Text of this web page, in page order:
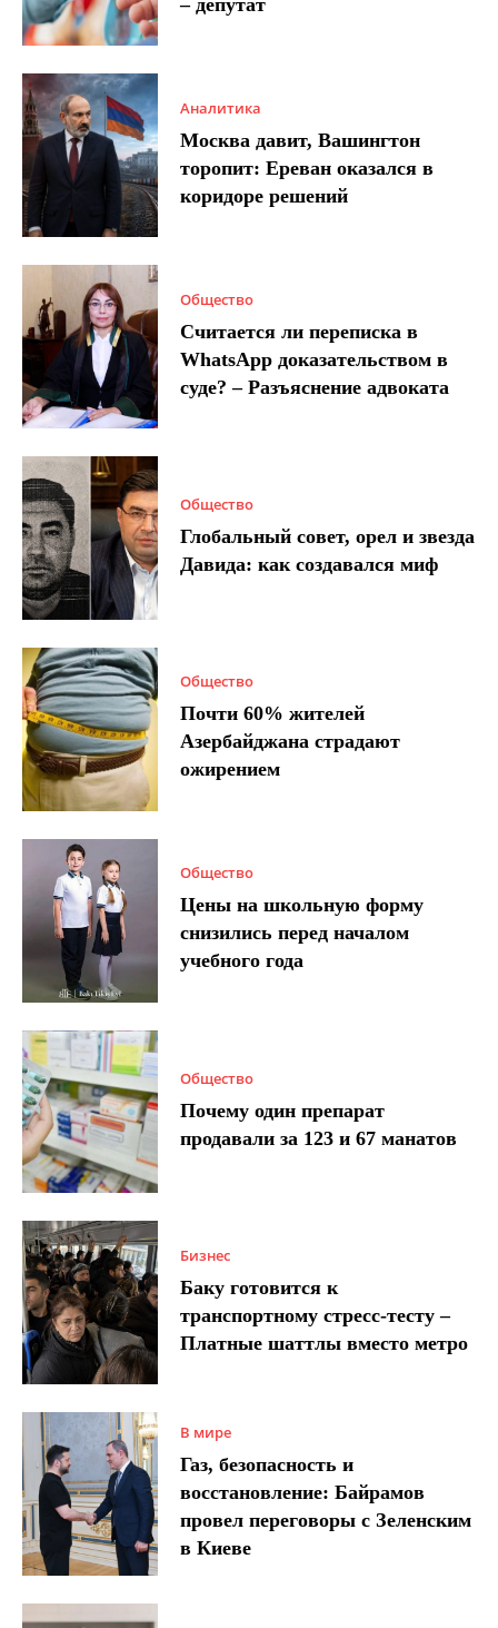
Аналитика
Москва давит, Вашингтон
торопит: Ереван оказался в
коридоре решений
Общество
Считается ли переписка в
WhatsApp доказательством в
суде? – Разъяснение адвоката
Общество
Глобальный совет, орел и звезда
Давида: как создавался миф
Общество
Почти 60% жителей
Азербайджана страдают
ожирением
Общество
Цены на школьную форму
снизились перед началом
учебного года
Общество
Почему один препарат
продавали за 123 и 67 манатов
Бизнес
Баку готовится к
транспортному стресс-тесту –
Платные шаттлы вместо метро
В мире
Газ, безопасность и
восстановление: Байрамов
провел переговоры с Зеленским
в Киеве